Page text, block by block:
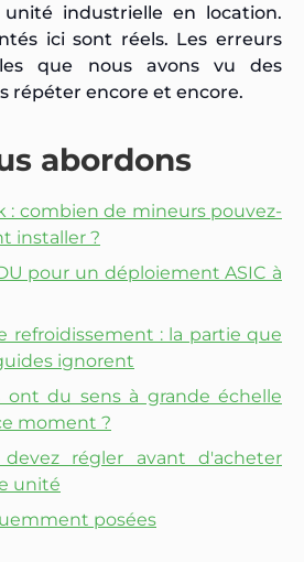
industrielle en location.
ici sont réels. Les erreurs
que nous avons vu des
répéter encore et encore.
abordons
: combien de mineurs pouvez-
installer ?
pour un déploiement ASIC à
refroidissement : la partie que
ignorent
ont du sens à grande échelle
moment ?
régler avant d'acheter
unité
posées